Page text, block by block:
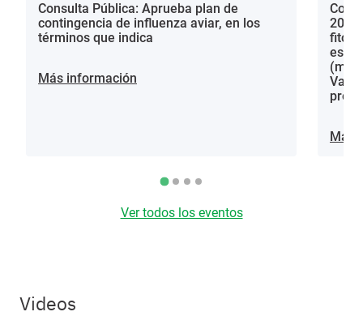
Consulta Pública: Aprueba plan de
contingencia de influenza aviar, en los
términos que indica
Más información
2013
Más
Ver todos los eventos
Videos